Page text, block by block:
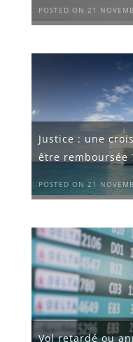
POSTED ON 21
Justice : une
être remboursée
POSTED ON 21
Vol retardé ou